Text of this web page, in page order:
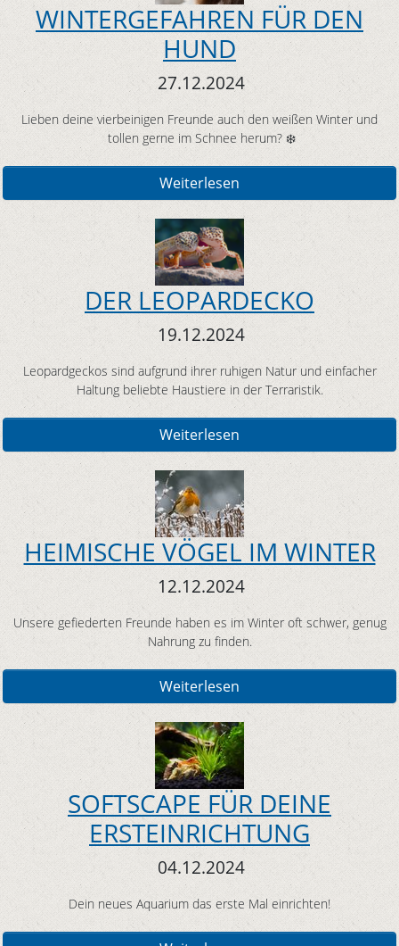
WINTERGEFAHREN FÜR DEN
HUND
27.12.2024
Lieben deine vierbeinigen Freunde auch den weißen Winter und
tollen gerne im Schnee herum? ❄️
Weiterlesen
DER LEOPARDECKO
19.12.2024
Leopardgeckos sind aufgrund ihrer ruhigen Natur und einfacher
Haltung beliebte Haustiere in der Terraristik.
Weiterlesen
HEIMISCHE VÖGEL IM WINTER
12.12.2024
Unsere gefiederten Freunde haben es im Winter oft schwer, genug
Nahrung zu finden.
Weiterlesen
SOFTSCAPE FÜR DEINE
ERSTEINRICHTUNG
04.12.2024
Dein neues Aquarium das erste Mal einrichten!